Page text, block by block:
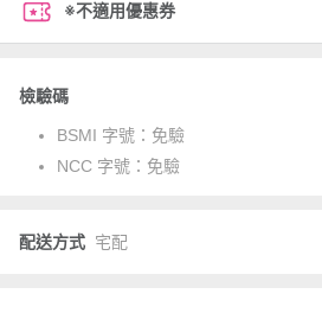
※不適用優惠券
檢驗碼
BSMI 字號： 免驗
NCC 字號： 免驗
配送方式 宅配